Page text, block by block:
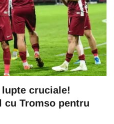
cruciale!
cu Tromso pentru